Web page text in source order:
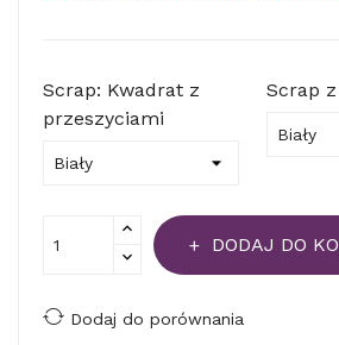
Scrap: Kwadrat z
przeszyciami
Scrap
DODAJ DO
Dodaj do porównania